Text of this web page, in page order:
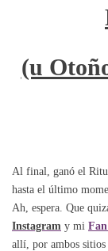
(u
Al final, ganó el
hasta el último
Ah, espera. Que
Instagram y mi
allí, por ambos